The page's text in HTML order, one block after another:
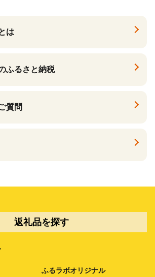
は
ふるさと納税
質問
返礼品を探す
ふるラボオリジナル